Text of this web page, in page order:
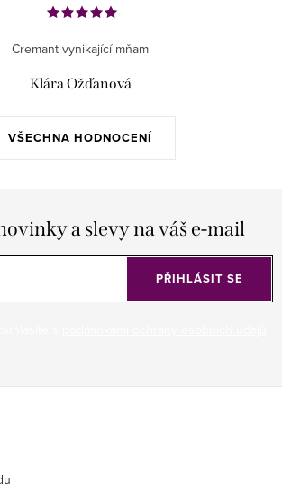
VŠECHNA HODNOCENÍ
Cremant vynikající mňam
Klára Ožďanová
a slevy na váš e-mail
PŘIHLÁSIT SE